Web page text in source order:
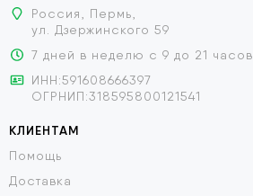
Россия, Пермь,
ул. Дзержинского 59
7 дней в неделю с 9 до 21 часов
ИНН:591608666397
ОГРНИП:318595800121541
КЛИЕНТАМ
Помощь
Доставка